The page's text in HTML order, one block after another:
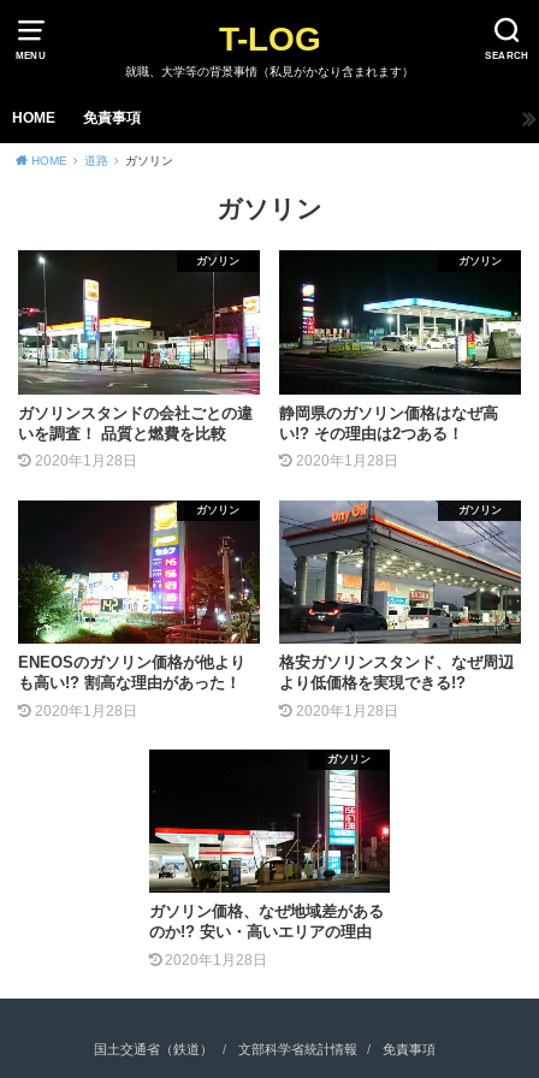
MENU SEARCH
T-LOG
就職、大学等の背景事情（私見がかなり含まれます）
HOME 免責事項
HOME 道路 ガソリン
ガソリン
ガソリン
ガソリンスタンドの会社ごとの違
いを調査！ 品質と燃費を比較
2020年1月28日
ガソリン
静岡県のガソリン価格はなぜ高
い!? その理由は2つある！
2020年1月28日
ガソリン
ENEOSのガソリン価格が他より
も高い!? 割高な理由があった！
2020年1月28日
ガソリン
格安ガソリンスタンド、なぜ周辺
より低価格を実現できる!?
2020年1月28日
ガソリン
ガソリン価格、なぜ地域差がある
のか!? 安い・高いエリアの理由
2020年1月28日
国土交通省（鉄道） 文部科学省統計情報 免責事項